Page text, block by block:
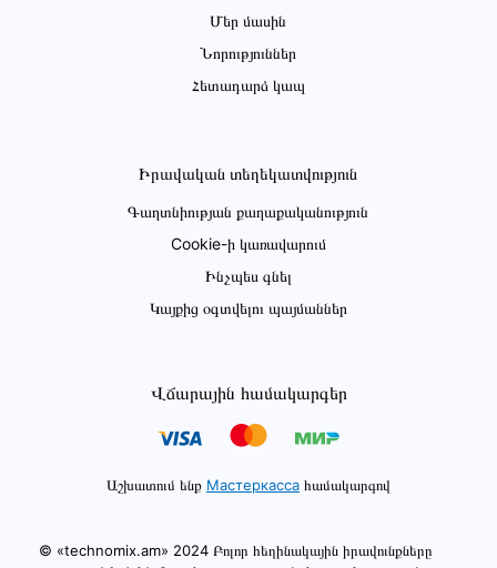
Մեր մասին
Նորություններ
Հետադարձ կապ
Իրավական տեղեկատվություն
Գաղտնիության քաղաքականություն
Cookie-ի կառավարում
Ինչպես գնել
Կայքից օգտվելու պայմաններ
Վճարային համակարգեր
Աշխատում ենք Мастеркасса համակարգով
© «technomix.am» 2024 Բոլոր հեղինակային իրավունքները